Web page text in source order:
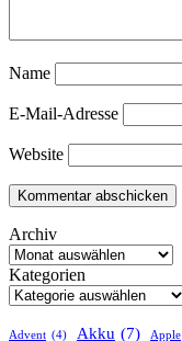
Name
E-Mail-Adresse
Website
Archiv
Kategorien
Advent (4) Akku (7) Apple